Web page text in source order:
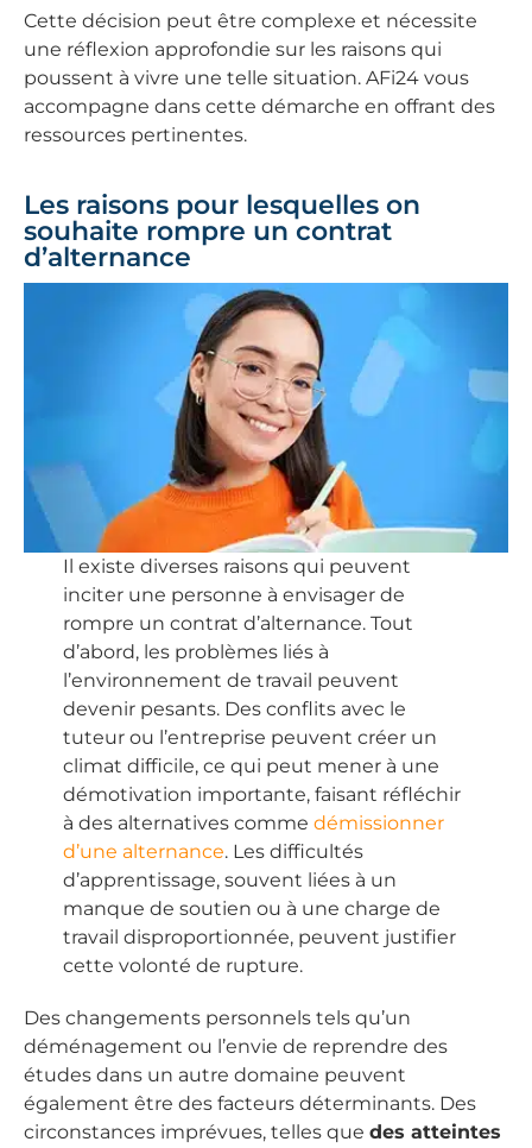
Cette décision peut être complexe et nécessite
une réflexion approfondie sur les raisons qui
poussent à vivre une telle situation. AFi24 vous
accompagne dans cette démarche en offrant des
ressources pertinentes.
Les raisons pour lesquelles on
souhaite rompre un contrat
d’alternance
Il existe diverses raisons qui peuvent
inciter une personne à envisager de
rompre un contrat d’alternance. Tout
d’abord, les problèmes liés à
l’environnement de travail peuvent
devenir pesants. Des conflits avec le
tuteur ou l’entreprise peuvent créer un
climat difficile, ce qui peut mener à une
démotivation importante, faisant réfléchir
à des alternatives comme démissionner
d’une alternance. Les difficultés
d’apprentissage, souvent liées à un
manque de soutien ou à une charge de
travail disproportionnée, peuvent justifier
cette volonté de rupture.
Des changements personnels tels qu’un
déménagement ou l’envie de reprendre des
études dans un autre domaine peuvent
également être des facteurs déterminants. Des
circonstances imprévues, telles que des atteintes